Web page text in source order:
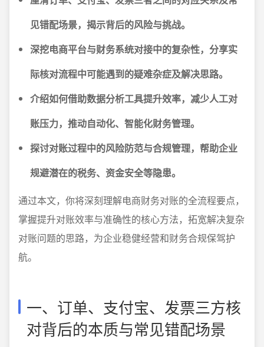
见错配场景，揭示背后的风险与挑战。
深挖电商平台与财务系统对接中的复杂性，分享实
际核对流程中可能遇到的疑难杂症及解决思路。
介绍如何借助数据分析工具提升效率，减少人工对
账压力，推动自动化、智能化财务管理。
探讨对账过程中的风险防范与合规管理，帮助企业
规避潜在的税务、资金安全等隐患。
通过本文，你将深刻理解电商财务对账的全流程要点，
掌握提升对账效率与准确性的核心方法，拓宽解决复杂
对账问题的思路，为企业稳健经营和财务合规保驾护
航。
一、订单、支付宝、发票三方核
对背后的本质与常见错配场景